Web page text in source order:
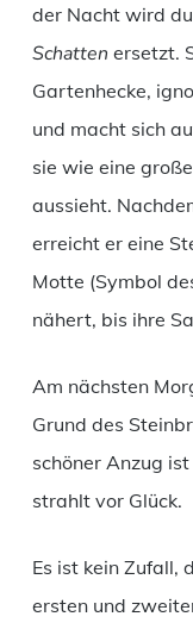
der Nacht wird
Schatten ersetzt.
Gartenhecke,
und macht sich
sie wie eine
aussieht.
erreicht er eine
Motte (Symbol
nähert, bis ihre
Am nächsten
Grund des
schöner Anzug
strahlt vor Glück.
Es ist kein Zufall,
ersten und